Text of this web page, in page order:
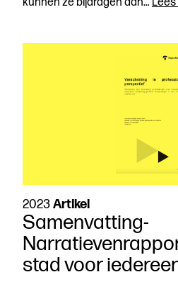
2023Artikel
Samenvatting-
stad voor